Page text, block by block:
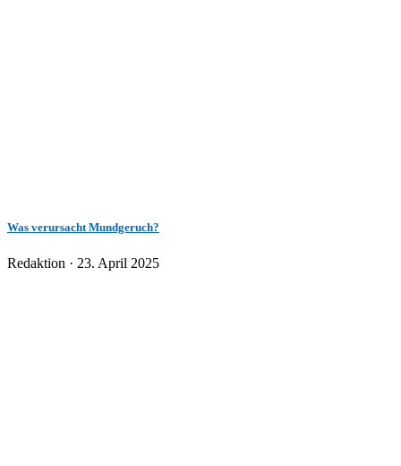
Was verursacht Mundgeruch?
Redaktion · Veröffentlicht
23. April 2025